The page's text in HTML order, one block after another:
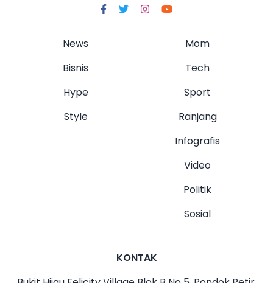
News
Bisnis
Hype
Style
Mom
Tech
Sport
Ranjang
Infografis
Video
Politik
Sosial
KONTAK